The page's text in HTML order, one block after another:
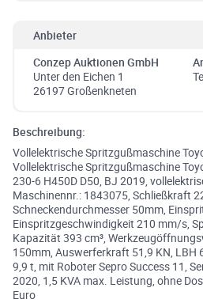
Anbieter
Conzep Auktionen GmbH
Unter den Eichen 1
26197 Großenkneten
Beschreibung:
Vollelektrische Spritzgußmaschine
Vollelektrische Spritzgußmaschine
230-6 H450D D50, BJ 2019,
Maschinennr.: 1843075, Schließkraft
Schneckendurchmesser 50mm,
Einspritzgeschwindigkeit 210 mm/s,
Kapazität 393 cm³,
150mm, Auswerferkraft 51,9 KN, LBH
9,9 t, mit Roboter Sepro Success 11,
2020, 1,5 KVA max. Leistung, ohne
Euro